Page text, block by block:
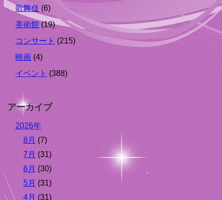
歌舞伎 (6)
美術館 (19)
コンサート (215)
映画 (4)
イベント (388)
アーカイブ
2026年
8月 (7)
7月 (31)
6月 (30)
5月 (31)
4月 (31)